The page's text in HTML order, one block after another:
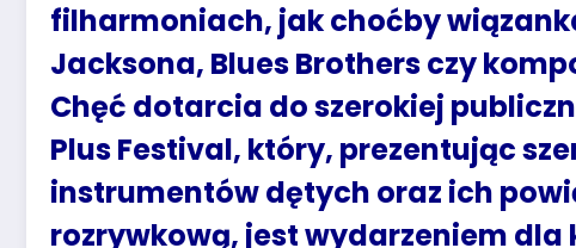
filharmoniach, jak choćby
Jacksona, Blues Brothers czy
Chęć dotarcia do szerokiej
Plus Festival, który, prezentując
instrumentów dętych oraz ich
rozrywkową, jest wydarzeniem dla